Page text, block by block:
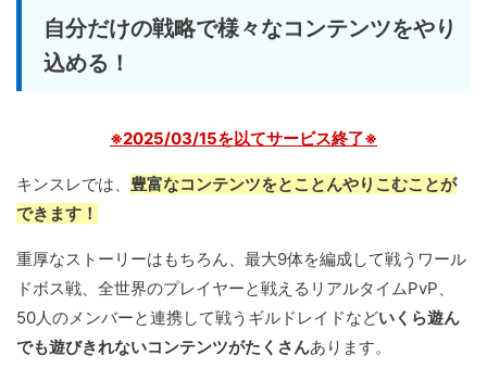
自分だけの戦略で様々なコンテンツをやり
込める！
※2025/03/15を以てサービス終了※
キンスレでは、 豊富なコンテンツをとことんやりこむことが
できます！
重厚なストーリーはもちろん、最大9体を編成して戦うワール
ドボス戦、全世界のプレイヤーと戦えるリアルタイムPvP、
50人のメンバーと連携して戦うギルドレイドなどいくら遊ん
でも遊びきれないコンテンツがたくさんあります。